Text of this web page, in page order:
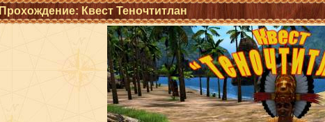
Прохождение: Квест Теночтитлан